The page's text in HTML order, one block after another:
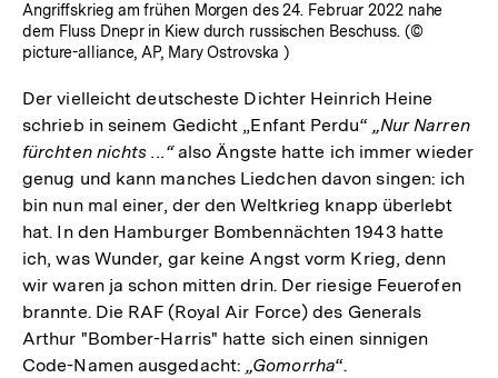
Angriffskrieg am frühen Morgen des 24. Februar 2022 nahe
dem Fluss Dnepr in Kiew durch russischen Beschuss. (©
picture-alliance, AP, Mary Ostrovska )
Der vielleicht deutscheste Dichter Heinrich Heine
schrieb in seinem Gedicht „Enfant Perdu“ „Nur Narren
fürchten nichts ...“also Ängste hatte ich immer wieder
genug und kann manches Liedchen davon singen: ich
bin nun mal einer, der den Weltkrieg knapp überlebt
hat. In den Hamburger Bombennächten 1943 hatte
ich, was Wunder, gar keine Angst vorm Krieg, denn
wir waren ja schon mitten drin. Der riesige Feuerofen
brannte. Die RAF (Royal Air Force) des Generals
Arthur "Bomber-Harris" hatte sich einen sinnigen
Code-Namen ausgedacht:„Gomorrha“.